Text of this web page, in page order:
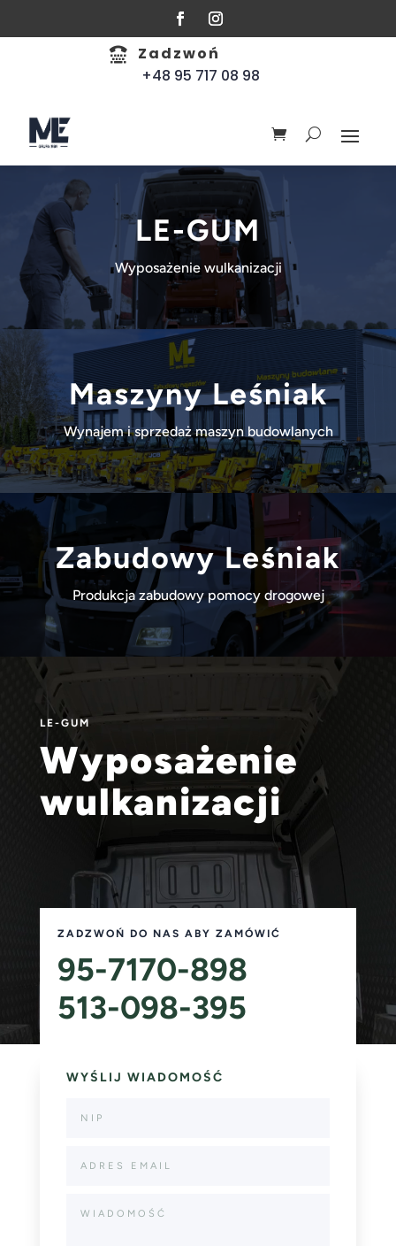

Zadzwoń
+48 95 717 08 98
LE-GUM
Wyposażenie wulkanizacji
Maszyny Leśniak
Wynajem i sprzedaż maszyn budowlanych
Zabudowy Leśniak
Produkcja zabudowy pomocy drogowej
Odtwarzacz
LE-GUM
Wyposażenie
wulkanizacji
ZADZWOŃ DO NAS ABY ZAMÓWIĆ
95-7170-898
513-098-395
WYŚLIJ WIADOMOŚĆ